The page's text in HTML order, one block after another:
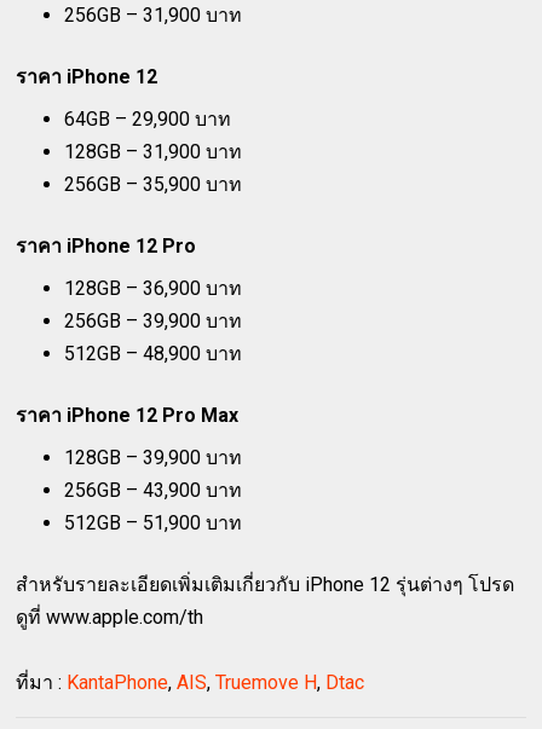
256GB – 31,900 บาท
ราคา iPhone 12
64GB – 29,900 บาท
128GB – 31,900 บาท
256GB – 35,900 บาท
ราคา iPhone 12 Pro
128GB – 36,900 บาท
256GB – 39,900 บาท
512GB – 48,900 บาท
ราคา iPhone 12 Pro Max
128GB – 39,900 บาท
256GB – 43,900 บาท
512GB – 51,900 บาท
สำหรับรายละเอียดเพิ่มเติมเกี่ยวกับ iPhone 12 รุ่นต่างๆ โปรด
ดูที่ www.apple.com/th
ที่มา : KantaPhone,AIS,Truemove H, Dtac